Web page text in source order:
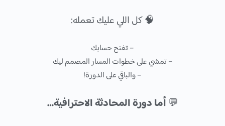
🧠 كل اللي عليك تعمله:
– تفتح حسابك
– تمشي على خطوات المسار المصمم ليك
– والباقي على الدورة!
💬 أما دورة المحادثة الاحترافية…